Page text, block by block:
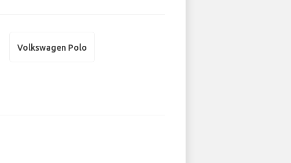
Volkswagen Polo